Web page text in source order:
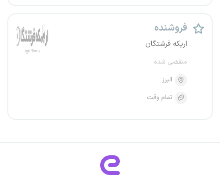
فروشنده
اریکه فرشتگان
منقضی شده
البرز
تمام وقت